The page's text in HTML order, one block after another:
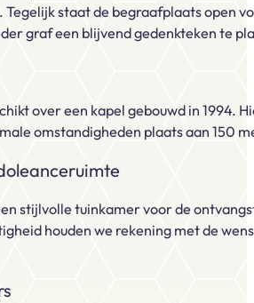
staat de begraafplaats open
graf een blijvend gedenkteken te
over een kapel gebouwd in 1994.
omstandigheden plaats aan 150
stijlvolle tuinkamer voor de
houden we rekening met de